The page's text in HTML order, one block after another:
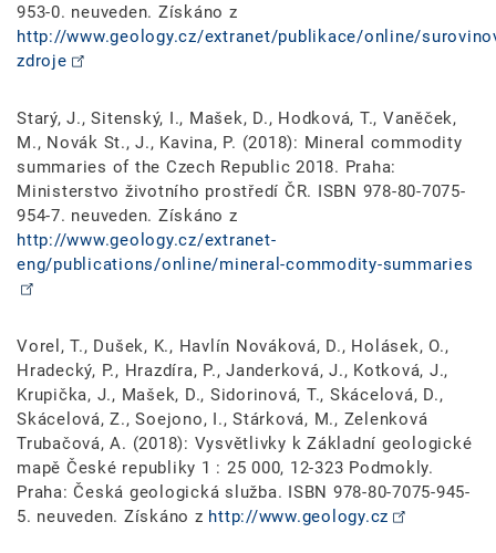
953-0. neuveden. Získáno z
http://www.geology.cz/extranet/publikace/online/
zdroje
Starý, J., Sitenský, I., Mašek, D., Hodková, T., Vaněček,
M., Novák St., J., Kavina, P. (2018): Mineral commodity
summaries of the Czech Republic 2018. Praha:
Ministerstvo životního prostředí ČR. ISBN 978-80-7075-
954-7. neuveden. Získáno z
http://www.geology.cz/extranet-
eng/publications/online/mineral-commodity-summaries
Vorel, T., Dušek, K., Havlín Nováková, D., Holásek, O.,
Hradecký, P., Hrazdíra, P., Janderková, J., Kotková, J.,
Krupička, J., Mašek, D., Sidorinová, T., Skácelová, D.,
Skácelová, Z., Soejono, I., Stárková, M., Zelenková
Trubačová, A. (2018): Vysvětlivky k Základní geologické
mapě České republiky 1 : 25 000, 12-323 Podmokly.
Praha: Česká geologická služba. ISBN 978-80-7075-945-
5. neuveden. Získáno z http://www.geology.cz